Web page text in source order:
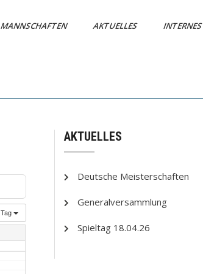
MANNSCHAFTEN AKTUELLES INTERNES
Tag
AKTUELLES
Deutsche Meisterschaften
Generalversammlung
Spieltag 18.04.26